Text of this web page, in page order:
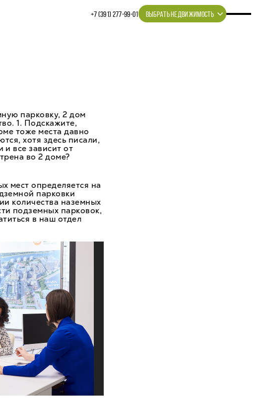
+7 (391) 277‒99‒01 ВЫБРАТЬ НЕДВИЖИМОСТЬ
парковку, 2 дом
1. Подскажите,
тоже места давно
хотя здесь писали,
все зависит от
во 2 доме?
мест определяется на
парковки
количества наземных
подземных парковок,
в наш отдел